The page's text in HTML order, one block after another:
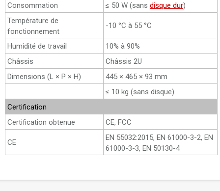
Consommation
≤ 50 W (sans disque dur)
Température de
fonctionnement
-10 °C à 55 °C
Humidité de travail
10% à 90%
Châssis
Châssis 2U
Dimensions (L × P × H)
445 × 465 × 93 mm
≤ 10 kg (sans disque)
Certification
Certification obtenue
CE, FCC
CE
EN 55032:2015, EN 61000-3-2, EN
61000-3-3, EN 50130-4